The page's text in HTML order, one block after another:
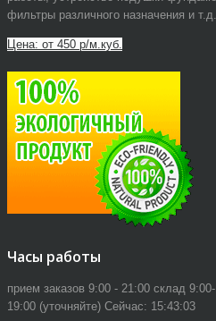
фильтры различного назначения и т.д.
Цена: от 450 р/м.куб.
Часы работы
прием заказов 9:00 - 21:00 склад 9:00-
19:00 (уточняйте) Сейчас: 15:43:04